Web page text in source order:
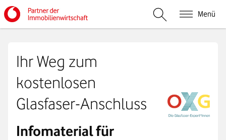
Menü
Suche öffnen
Ihr Weg zum
kostenlosen
Glasfaser-Anschluss
Infomaterial für